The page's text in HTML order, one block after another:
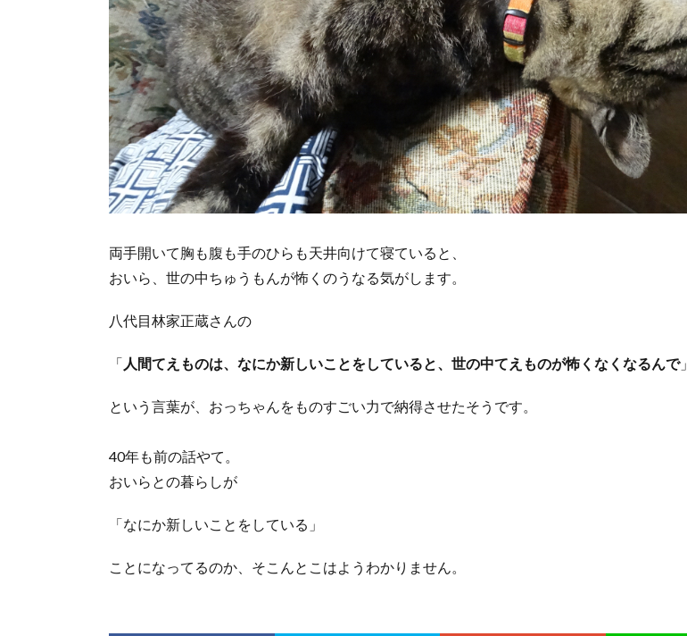
両手開いて胸も腹も手のひらも天井向けて寝ていると、
おいら、世の中ちゅうもんが怖くのうなる気がします。
八代目林家正蔵さんの
「 人間てえものは、なにか新しいことをしていると、世の中てえものが怖くなくなるんで」
という言葉が、おっちゃんをものすごい力で納得させたそうです。
40年も前の話やて。
おいらとの暮らしが
「なにか新しいことをしている」
ことになってるのか、そこんとこはようわかりません。